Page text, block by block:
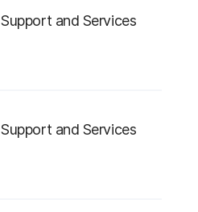
Support and Services
Support and Services